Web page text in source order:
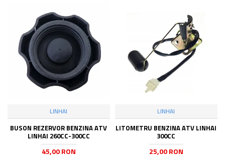
LINHAI
BUSON REZERVOR BENZINA ATV
LINHAI 260CC-300CC
45,00 RON
LINHAI
LITOMETRU BENZINA ATV LINHAI
300CC
25,00 RON